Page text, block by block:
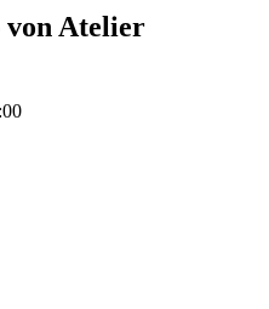
von Atelier